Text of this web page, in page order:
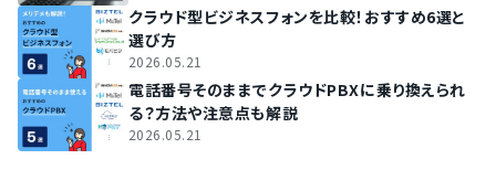
クラウド型ビジネスフォンを比較！おすすめ6選と
選び方
2026.05.21
電話番号そのままでクラウドPBXに乗り換えられ
る？方法や注意点も解説
2026.05.21